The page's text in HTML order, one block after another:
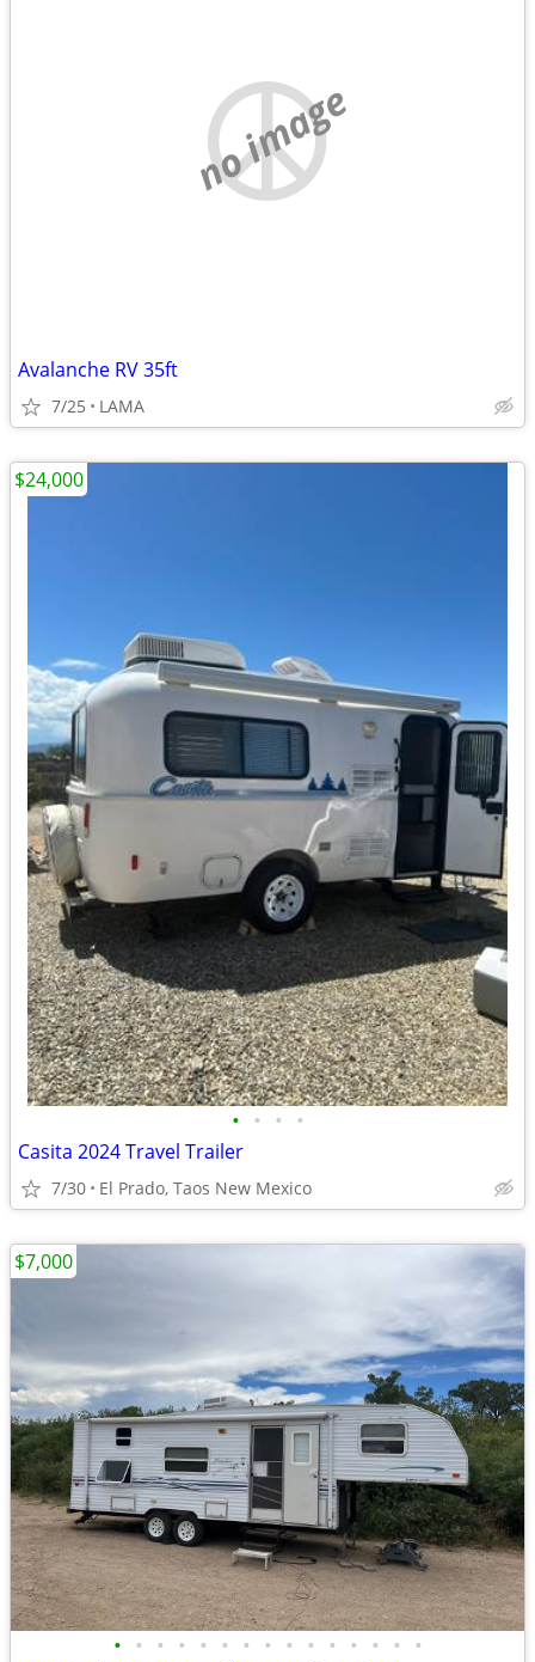
no image
Avalanche RV 35ft
7/25 LAMA
• • • •
Casita 2024 Travel Trailer
7/30 El Prado, Taos New Mexico
$24,000
• • • • • • • • • • • • • • •
$7,000